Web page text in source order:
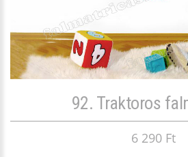
92. Traktoros
6 290 Ft